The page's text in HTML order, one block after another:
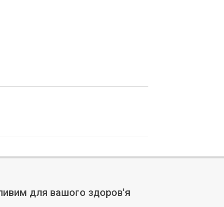
для вашого здоров'я